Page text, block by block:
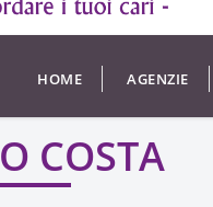
HOME AGENZIE
COSTA